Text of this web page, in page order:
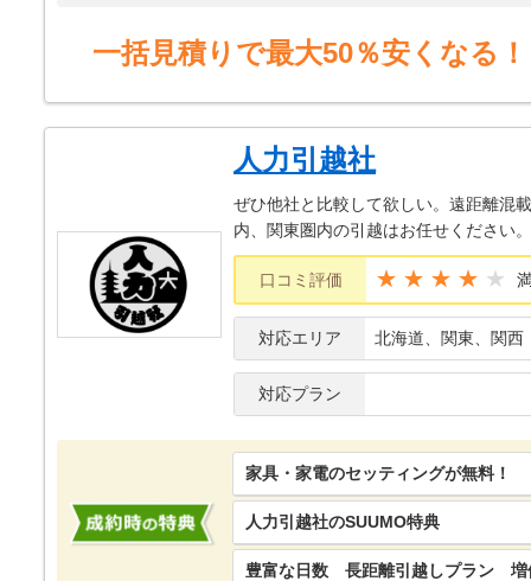
一括見積りで最大50％安くなる！
人力引越社
ぜひ他社と比較して欲しい。遠距離混
内、関東圏内の引越はお任せください。
口コミ評価 ★★★★
対応エリア 北海道、関東、関西
対応プラン
家具・家電のセッティングが無料！
人力引越社のSUUMO特典
豊富な日数 長距離引越しプラン 増